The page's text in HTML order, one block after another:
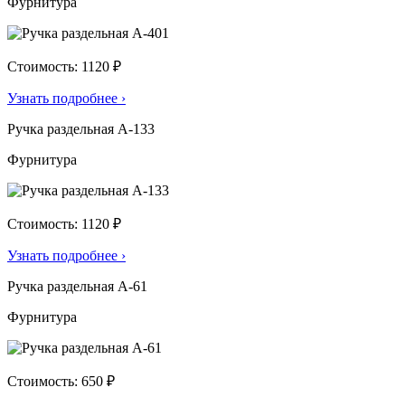
Стоимость: 1120 ₽
Узнать подробнее ›
Ручка раздельная А-133
Фурнитура
Стоимость: 1120 ₽
Узнать подробнее ›
Ручка раздельная А-61
Фурнитура
Стоимость: 650 ₽